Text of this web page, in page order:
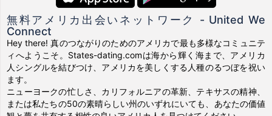
無料アメリカ出会いネットワーク - United We
Connect
Hey there! 真のつながりのためのアメリカで最も多様なコミュニテ
ィへようこそ。States-dating.comは海から輝く海まで、アメリカ
人シングルを結びつけ、アメリカを美しくする人種のるつぼを祝い
ます。
ニューヨークの忙しさ、カリフォルニアの革新、テキサスの精神、
または私たちの50の素晴らしい州のいずれにいても、あなたの価値